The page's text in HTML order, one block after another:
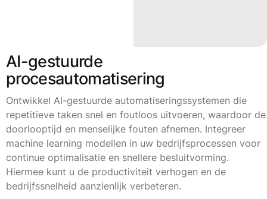
AI-gestuurde
procesautomatisering
Ontwikkel AI-gestuurde automatiseringssystemen die
repetitieve taken snel en foutloos uitvoeren, waardoor de
doorlooptijd en menselijke fouten afnemen. Integreer
machine learning modellen in uw bedrijfsprocessen voor
continue optimalisatie en snellere besluitvorming.
Hiermee kunt u de productiviteit verhogen en de
bedrijfssnelheid aanzienlijk verbeteren.